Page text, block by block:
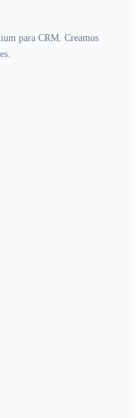
para CRM. Creamos